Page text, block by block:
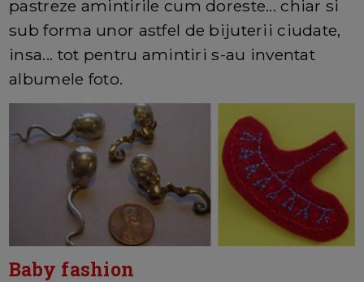
pastreze amintirile cum doreste... chiar si
sub forma unor astfel de bijuterii ciudate,
insa... tot pentru amintiri s-au inventat
albumele foto.
Baby fashion